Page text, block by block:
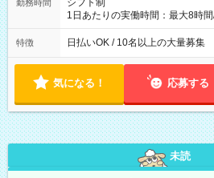
勤務時間
シフト制
1日あたりの実働時間：最大8時
特徴 日払いOK / 10名以上の大量募集
気になる！ 応募する
未読